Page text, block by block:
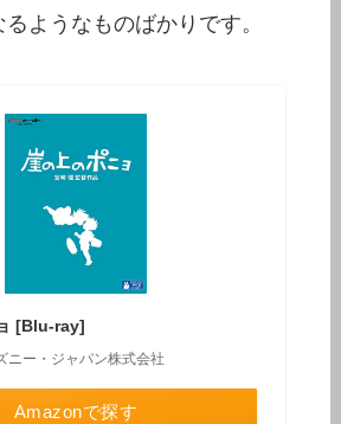
ようなものばかりです。
[Blu-ray]
ニー・ジャパン株式会社
Amazonで探す